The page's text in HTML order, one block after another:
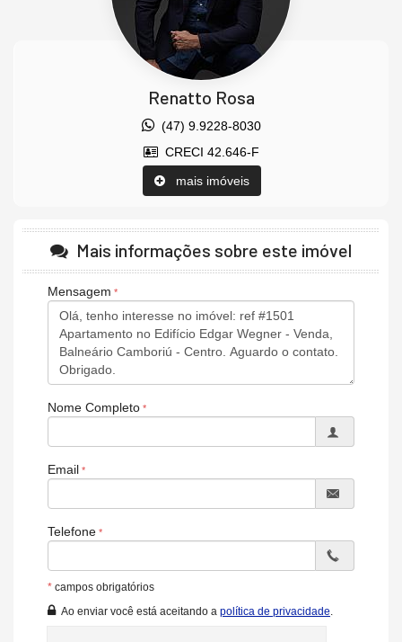
Os valores estão sujeitos a alteração sem aviso prévio.
Características do Imóvel
Acabamento em Gesso
Sala de Jantar
Cozinha
Espaço Gourmet
Entrada de Serviço
Banheiro de Serviço
Banheiro Social
Sala de TV
Características do Empreendimento
Salão de Festas
Portão Eletrônico
Bicicletário
Elevador
Box de Praia
Renatto Rosa
(47) 9.9228-8030
CRECI 42.646-F
mais imóveis
Mais informações sobre este imóvel
Mensagem
Nome Completo
Email
Telefone
* campos obrigatórios
Ao enviar você está aceitando a política de privacidade